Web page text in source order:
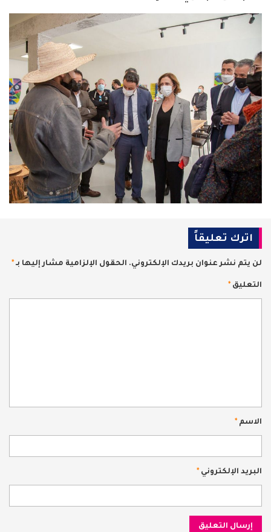
اترك تعليقاً
لن يتم نشر عنوان بريدك الإلكتروني. الحقول الإلزامية مشار إليها بـ*
التعليق*
الاسم*
البريد الإلكتروني*